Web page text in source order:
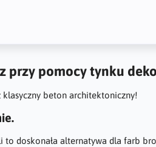
przy pomocy tynku
beton architektoniczny!
to doskonała alternatywa dla farb